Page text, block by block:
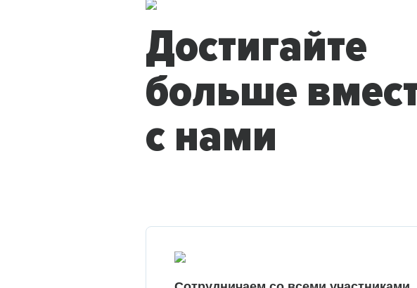
Достигайте
больше
с нами